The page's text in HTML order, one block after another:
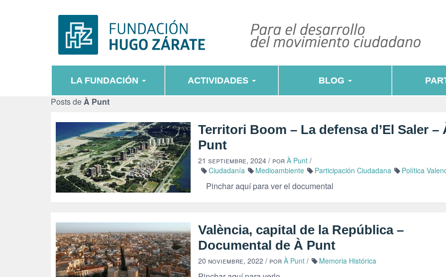
LA FUNDACIÓN ACTIVIDADES BLOG
Posts deÀ Punt
Territori Boom – La defensa d’El Saler –
Punt
21 septiembre, 2024/ por À Punt/
Ciudadanía
Medioambiente Participación Ciudadana Política
Pinchar aquí para ver el documental
València, capital de la República –
Documental de À Punt
20 noviembre, 2022 / por À Punt/ Memoria Histórica